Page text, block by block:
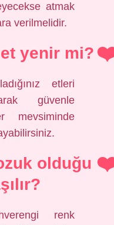
atmak
verilmelidir.
yenir mi?
etleri
güvenle
mevsiminde
olduğu
renk